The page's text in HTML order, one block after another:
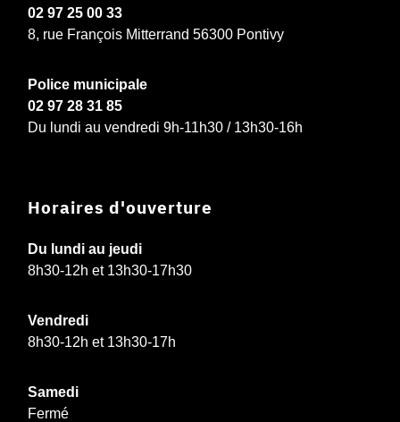
02 97 25 00 33
8, rue François Mitterrand 56300 Pontivy
Police municipale
02 97 28 31 85
Du lundi au vendredi 9h-11h30 / 13h30-16h
Horaires d'ouverture
Du lundi au jeudi
8h30-12h et 13h30-17h30
Vendredi
8h30-12h et 13h30-17h
Samedi
Fermé